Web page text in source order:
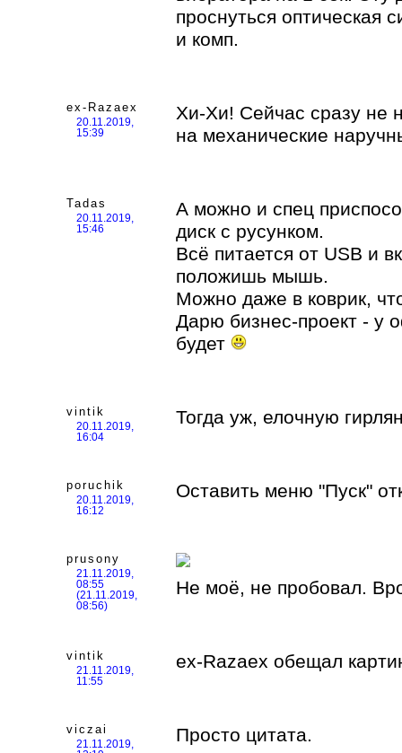
проснуться оптическая
и комп.
ex-Razaex
20.11.2019,
15:39
Хи-Хи! Сейчас сразу не
на механические
Tadas
20.11.2019,
15:46
А можно и спец
диск с русунком.
Всё питается от USB и
положишь мышь.
Можно даже в коврик,
Дарю бизнес-проект - у
будет
vintik
20.11.2019,
16:04
Тогда уж, елочную
poruchik
20.11.2019,
16:12
Оставить меню "Пуск"
prusony
21.11.2019,
08:55
(21.11.2019,
08:56)
Не моё, не пробовал.
vintik
21.11.2019,
11:55
ex-Razaex обещал
viczai
21.11.2019,
Просто цитата.